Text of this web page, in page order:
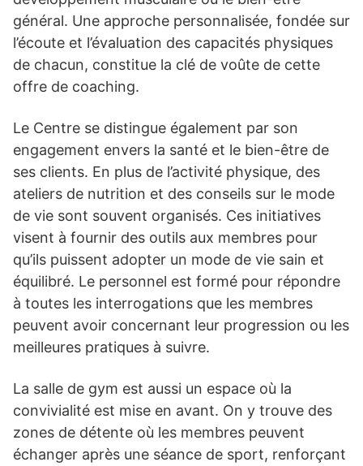
général. Une approche personnalisée, fondée sur
l’écoute et l’évaluation des capacités physiques
de chacun, constitue la clé de voûte de cette
offre de coaching.
Le Centre se distingue également par son
engagement envers la santé et le bien-être de
ses clients. En plus de l’activité physique, des
ateliers de nutrition et des conseils sur le mode
de vie sont souvent organisés. Ces initiatives
visent à fournir des outils aux membres pour
qu’ils puissent adopter un mode de vie sain et
équilibré. Le personnel est formé pour répondre
à toutes les interrogations que les membres
peuvent avoir concernant leur progression ou les
meilleures pratiques à suivre.
La salle de gym est aussi un espace où la
convivialité est mise en avant. On y trouve des
zones de détente où les membres peuvent
échanger après une séance de sport, renforçant